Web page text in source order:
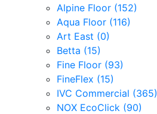
Alpine Floor (152)
Aqua Floor (116)
Art East (0)
Betta (15)
Fine Floor (93)
FineFlex (15)
IVC Commercial (365)
NOX EcoClick (90)